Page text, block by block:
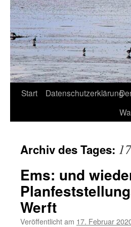
Start Datenschutzerklärung
Archiv des Tages:
Ems: und
Werft
Veröffentlicht am 17. Februar